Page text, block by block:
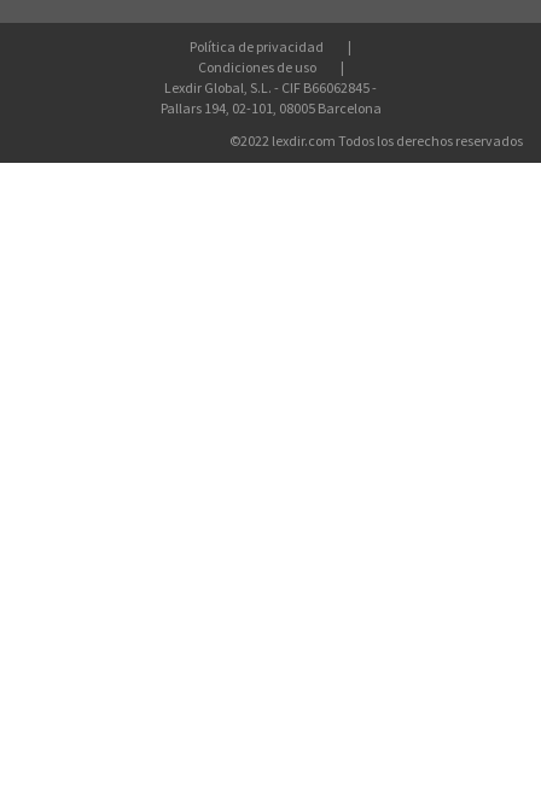
Política de privacidad
Condiciones de uso
Lexdir Global, S.L. - CIF B66062845 -
Pallars 194, 02-101, 08005 Barcelona
©2022 lexdir.com Todos los derechos reservados